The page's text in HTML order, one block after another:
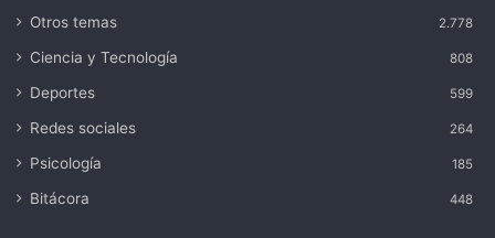
Otros temas 2.778
Ciencia y Tecnología 808
Deportes 599
Redes sociales 264
Psicología 185
Bitácora 448